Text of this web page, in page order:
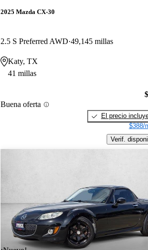
2025 Mazda CX-30
2.5 S Preferred AWD 49,145 millas
Katy, TX
41 millas
Buena oferta
El precio
$388/
Verif.